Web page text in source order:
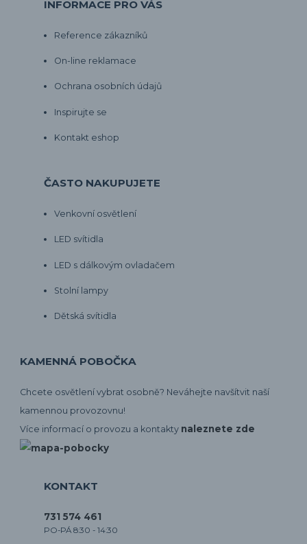
INFORMACE PRO VÁS
Reference zákazníků
On-line reklamace
Ochrana osobních údajů
Inspirujte se
Kontakt eshop
ČASTO NAKUPUJETE
Venkovní osvětlení
LED svítidla
LED s dálkovým ovladačem
Stolní lampy
Dětská svítidla
KAMENNÁ POBOČKA
Chcete osvětlení vybrat osobně? Neváhejte navšítvit naší
kamennou provozovnu!
Více informací o provozu a kontakty naleznete zde
KONTAKT
731 574 461
PO-PÁ 8:30 - 14:30